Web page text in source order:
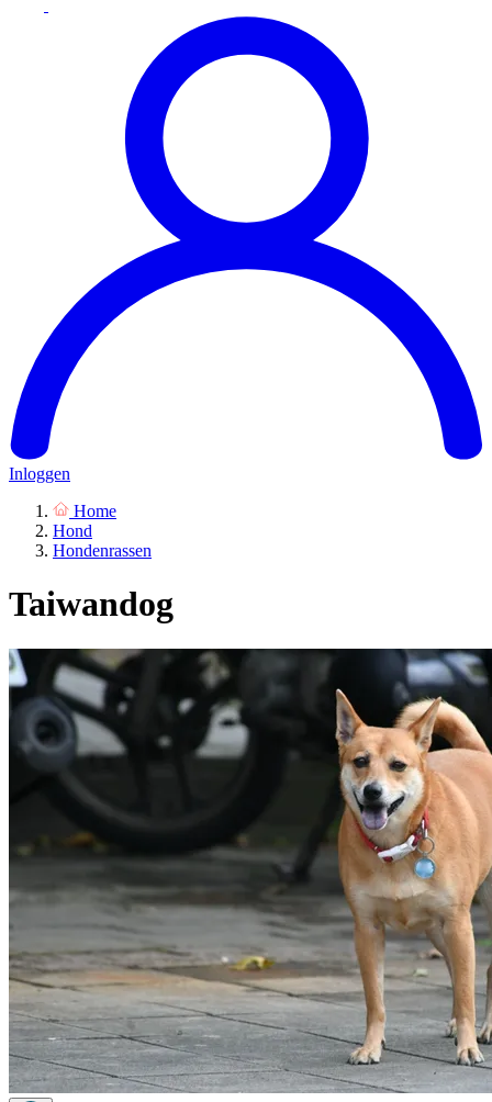
Inloggen
Home
Hond
Hondenrassen
Taiwandog